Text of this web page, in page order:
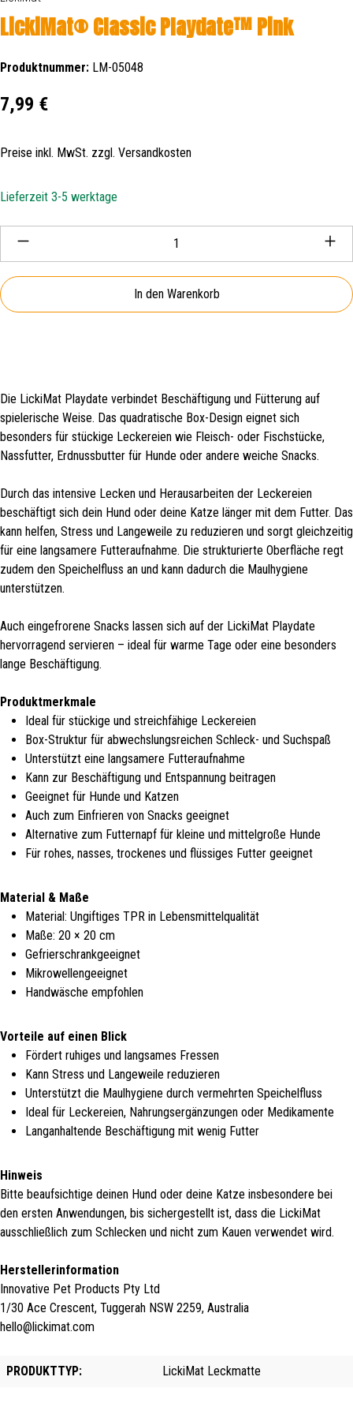
LickiMat® Classic Playdate™ Pink
Produktnummer: LM-05048
Regulärer Preis:
7,99 €
Preise inkl. MwSt. zzgl. Versandkosten
Lieferzeit 3-5 werktage
Produkt Anzahl: Gib den gewünschten Wert ein oder
In den Warenkorb
Die LickiMat Playdate verbindet Beschäftigung und Fütterung auf
spielerische Weise. Das quadratische Box-Design eignet sich
besonders für stückige Leckereien wie Fleisch- oder Fischstücke,
Nassfutter, Erdnussbutter für Hunde oder andere weiche Snacks.
Durch das intensive Lecken und Herausarbeiten der Leckereien
beschäftigt sich dein Hund oder deine Katze länger mit dem Futter. Das
kann helfen, Stress und Langeweile zu reduzieren und sorgt gleichzeitig
für eine langsamere Futteraufnahme. Die strukturierte Oberfläche regt
zudem den Speichelfluss an und kann dadurch die Maulhygiene
unterstützen.
Auch eingefrorene Snacks lassen sich auf der LickiMat Playdate
hervorragend servieren – ideal für warme Tage oder eine besonders
lange Beschäftigung.
Produktmerkmale
Ideal für stückige und streichfähige Leckereien
Box-Struktur für abwechslungsreichen Schleck- und Suchspaß
Unterstützt eine langsamere Futteraufnahme
Kann zur Beschäftigung und Entspannung beitragen
Geeignet für Hunde und Katzen
Auch zum Einfrieren von Snacks geeignet
Alternative zum Futternapf für kleine und mittelgroße Hunde
Für rohes, nasses, trockenes und flüssiges Futter geeignet
Material & Maße
Material: Ungiftiges TPR in Lebensmittelqualität
Maße: 20 × 20 cm
Gefrierschrankgeeignet
Mikrowellengeeignet
Handwäsche empfohlen
Vorteile auf einen Blick
Fördert ruhiges und langsames Fressen
Kann Stress und Langeweile reduzieren
Unterstützt die Maulhygiene durch vermehrten Speichelfluss
Ideal für Leckereien, Nahrungsergänzungen oder Medikamente
Langanhaltende Beschäftigung mit wenig Futter
Hinweis
Bitte beaufsichtige deinen Hund oder deine Katze insbesondere bei
den ersten Anwendungen, bis sichergestellt ist, dass die LickiMat
ausschließlich zum Schlecken und nicht zum Kauen verwendet wird.
Herstellerinformation
Innovative Pet Products Pty Ltd
1/30 Ace Crescent, Tuggerah NSW 2259, Australia
hello@lickimat.com
PRODUKTTYP: LickiMat Leckmatte